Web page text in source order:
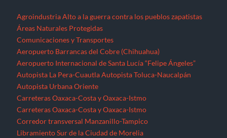
Agroindustria Alto a la guerra contra los pueblos zapatistas
Áreas Naturales Protegidas
Comunicaciones y Transportes
Aeropuerto Barrancas del Cobre (Chihuahua)
Aeropuerto Internacional de Santa Lucía “Felipe Ángeles”
Autopista La Pera-Cuautla Autopista Toluca-Naucalpán
Autopista Urbana Oriente
Carreteras Oaxaca-Costa y Oaxaca-Istmo
Carreteras Oaxaca-Costa y Oaxaca-Istmo
Corredor transversal Manzanillo-Tampico
Libramiento Sur de la Ciudad de Morelia